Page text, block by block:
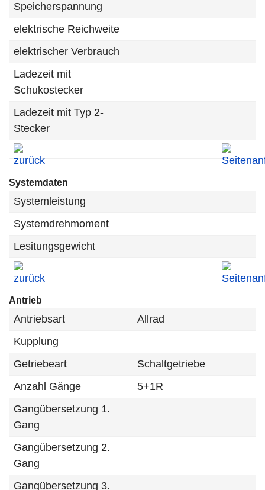
Speicherspannung
elektrische Reichweite
elektrischer Verbrauch
Ladezeit mit
Schukostecker
Ladezeit mit Typ 2-
Stecker
Systemdaten
Systemleistung
Systemdrehmoment
Lesitungsgewicht
Antrieb
Antriebsart
Allrad
Kupplung
Getriebeart
Schaltgetriebe
Anzahl Gänge
5+1R
Gangübersetzung 1.
Gang
Gangübersetzung 2.
Gang
Gangübersetzung 3.